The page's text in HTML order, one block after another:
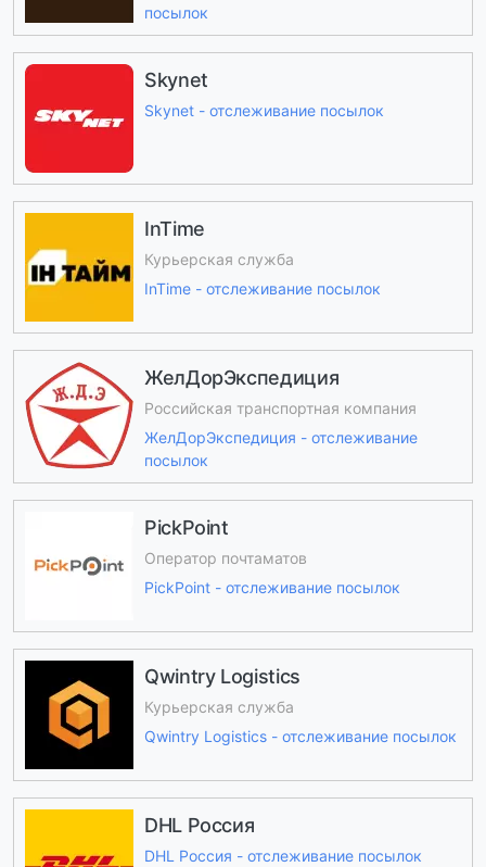
посылок
Skynet
Skynet - отслеживание посылок
InTime
Курьерская служба
InTime - отслеживание посылок
ЖелДорЭкспедиция
Российская транспортная компания
ЖелДорЭкспедиция - отслеживание
посылок
PickPoint
Оператор почтаматов
PickPoint - отслеживание посылок
Qwintry Logistics
Курьерская служба
Qwintry Logistics - отслеживание посылок
DHL Россия
DHL Россия - отслеживание посылок